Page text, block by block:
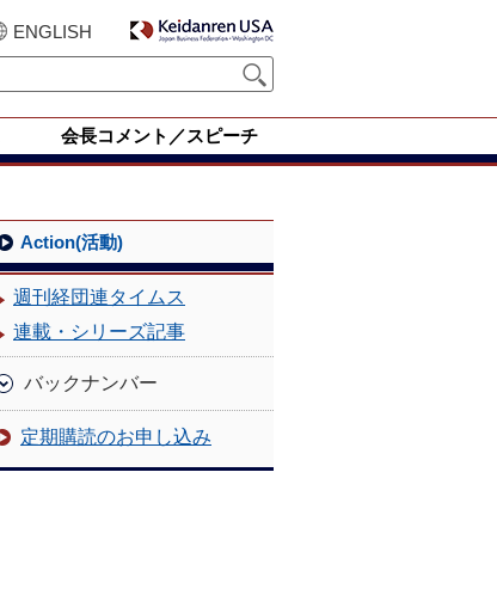
ENGLISH
会長コメント／スピーチ
Action(活動)
週刊経団連タイムス
連載・シリーズ記事
バックナンバー
定期購読のお申し込み